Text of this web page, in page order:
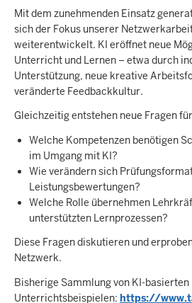
Mit dem zunehmenden Einsatz
sich der Fokus unserer
weiterentwickelt. KI eröffnet neue
Unterricht und Lernen – etwa durch
Unterstützung, neue kreative
veränderte Feedbackkultur.
Gleichzeitig entstehen neue Fragen
Welche Kompetenzen benötigen
im Umgang mit KI?
Wie verändern sich
Leistungsbewertungen?
Welche Rolle übernehmen
unterstützten Lernprozessen?
Diese Fragen diskutieren und
Netzwerk.
Bisherige Sammlung von KI-basierten
Unterrichtsbeispielen: https://